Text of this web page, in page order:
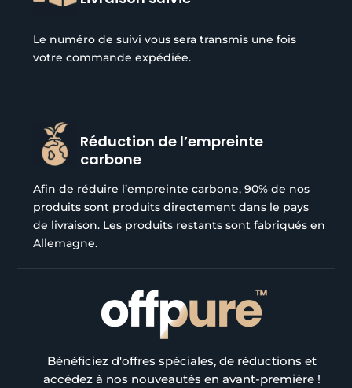
Le numéro de suivi vous sera transmis une fois
votre commande expédiée.
Réduction de l’empreinte
carbone
Afin de réduire l’empreinte carbone, 90% de nos
produits sont produits directement dans le pays
de livraison. Les produits restants sont fabriqués en
Allemagne.
Bénéficiez d'offres spéciales, de réductions et
accédez à nos nouveautés en avant-première !